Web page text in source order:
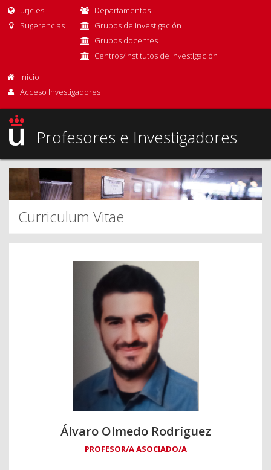
urjc.es
Sugerencias
Departamentos
Grupos de investigación
Grupos docentes
Centros/Institutos de Investigación
Inicio
Acceso Investigadores
Profesores e Investigadores
Curriculum Vitae
Álvaro Olmedo Rodríguez
PROFESOR/A ASOCIADO/A